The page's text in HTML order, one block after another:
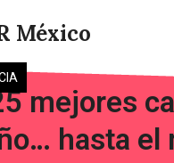
México
mejores
hasta el